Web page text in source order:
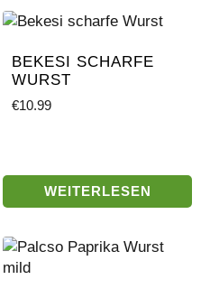
BEKESI SCHARFE
WURST
€10.99
WEITERLESEN